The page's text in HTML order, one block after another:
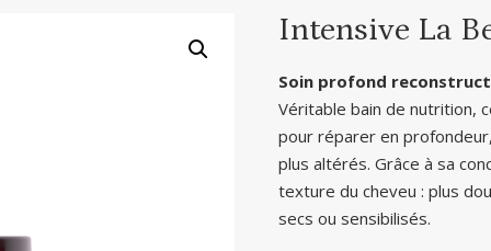
Intensive La
Soin profond
Véritable bain de nutrition,
pour réparer en
plus altérés. Grâce à sa
texture du cheveu : plus
secs ou sensibilisés.